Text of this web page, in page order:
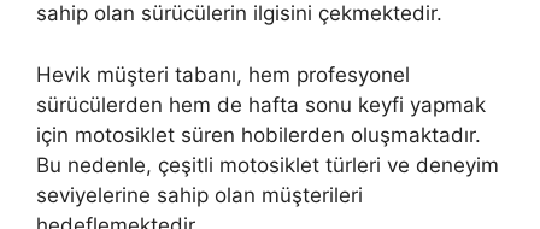
sahip olan sürücülerin ilgisini çekmektedir.
Hevik müşteri tabanı, hem profesyonel
sürücülerden hem de hafta sonu keyfi yapmak
için motosiklet süren hobilerden oluşmaktadır.
Bu nedenle, çeşitli motosiklet türleri ve deneyim
seviyelerine sahip olan müşterileri